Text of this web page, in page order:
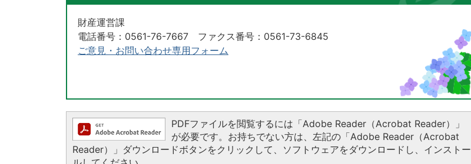
財産運営課
電話番号：0561-76-7667 ファクス番号：0561-73-6845
ご意見・お問い合わせ専用フォーム
PDFファイルを閲覧するには「Adobe Reader（Acrobat Reader）」
が必要です。お持ちでない方は、左記の「Adobe Reader（Acrobat
Reader）」ダウンロードボタンをクリックして、ソフトウェアをダウンロードし、インストー